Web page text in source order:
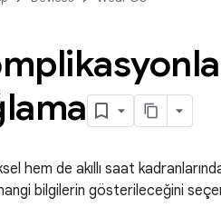
hem de akıllı saat
bilgilerin gösterileceğini